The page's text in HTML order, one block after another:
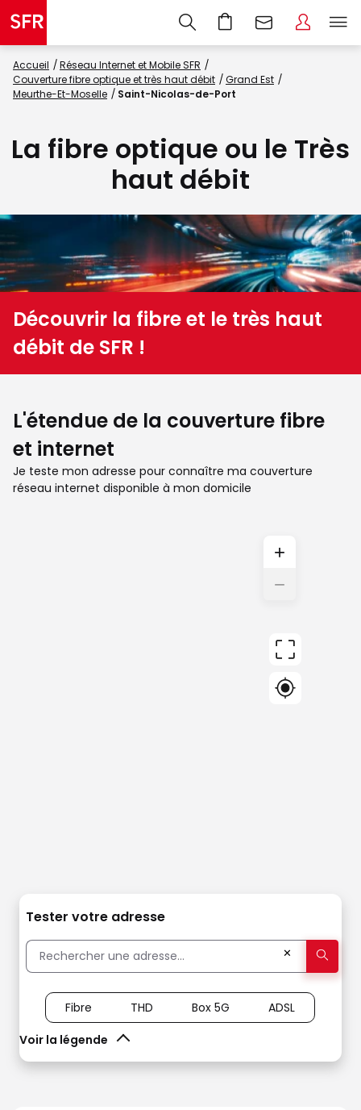
Accueil
Réseau Internet et Mobile SFR
Couverture fibre optique et très haut débit
Grand Est
Meurthe-Et-Moselle
Saint-Nicolas-de-Port
La fibre optique ou le Très
haut débit
Découvrir la fibre et le très haut
débit de SFR !
L'étendue de la couverture fibre
et internet
Je teste mon adresse pour connaître ma couverture
réseau internet disponible à mon domicile
+
−
Tester votre adresse
✕
Voir la légende
Fibre THD Box 5G ADSL